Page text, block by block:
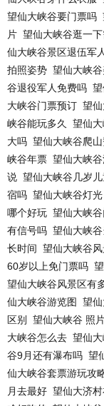
望仙大峡谷要门票吗
片 望仙大峡谷逛一下
仙大峡谷景区退伍军
拍照姿势 望仙大峡
谷退役军人免费吗
大峡谷门票预订 望
峡谷能玩多久
望仙
大吗 望仙大峡谷爬
峡谷年票 望仙大峡
说 望仙大峡谷几岁
宿吗 望仙大峡谷灯光
哪个好玩 望仙大峡
有信号吗 望仙大峡
长时间 望仙大峡谷
60岁以上免门票吗
望仙大峡谷风景区有
仙大峡谷游览图
望
区别
望仙大峡谷 照
大峡谷怎么去 望仙
谷9月还有瀑布吗 望
仙大峡谷套票游玩攻
月去最好 望仙大济